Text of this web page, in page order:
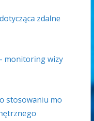
zdalne
monitoring wizy
stosowaniu mo